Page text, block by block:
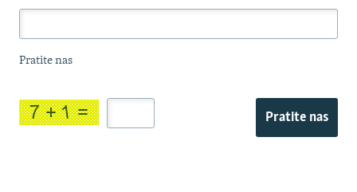
Pratite nas
Pratite nas